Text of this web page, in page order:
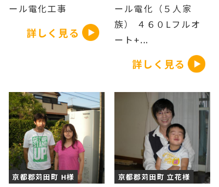
ール電化工事
詳しく見る
ール電化（５人家
族） ４６０Lフルオ
ート+...
詳しく見る
京都郡苅田町 H様 京都郡苅田町 立花様